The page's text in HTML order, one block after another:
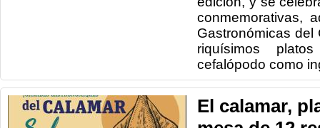
conmemorativas,
Gastronómicas del
riquísimos
cefalópodo como
El calamar,